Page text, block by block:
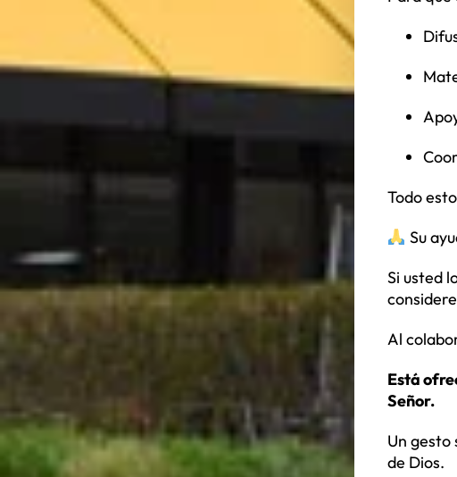
Todo
Su
Si usted
Al
Está
Señor.
Un
de Dios.